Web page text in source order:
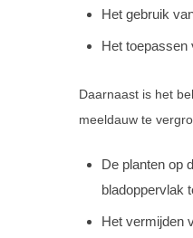
Het gebruik
Het toepassen
Daarnaast is het
meeldauw te
De planten op
bladoppervlak
Het vermijden